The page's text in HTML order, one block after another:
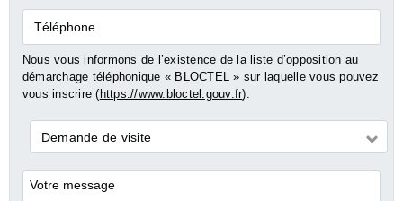
Téléphone
Nous vous informons de l’existence de la liste d’opposition au
démarchage téléphonique « BLOCTEL » sur laquelle vous pouvez
vous inscrire ( https://www.bloctel.gouv.fr).
Demande
*
Demande de visite
Commentaires